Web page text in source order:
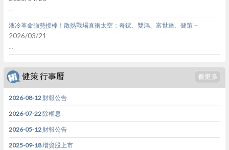
...
液冷革命強勢接棒！散熱戰場直衝太空：奇鋐、雙鴻、富世達、健策－
2026/03/21
...
健策 行事曆
2026-08-12 財報公告
2026-07-22 除權息
2026-05-12 財報公告
2025-09-18 增資股上市